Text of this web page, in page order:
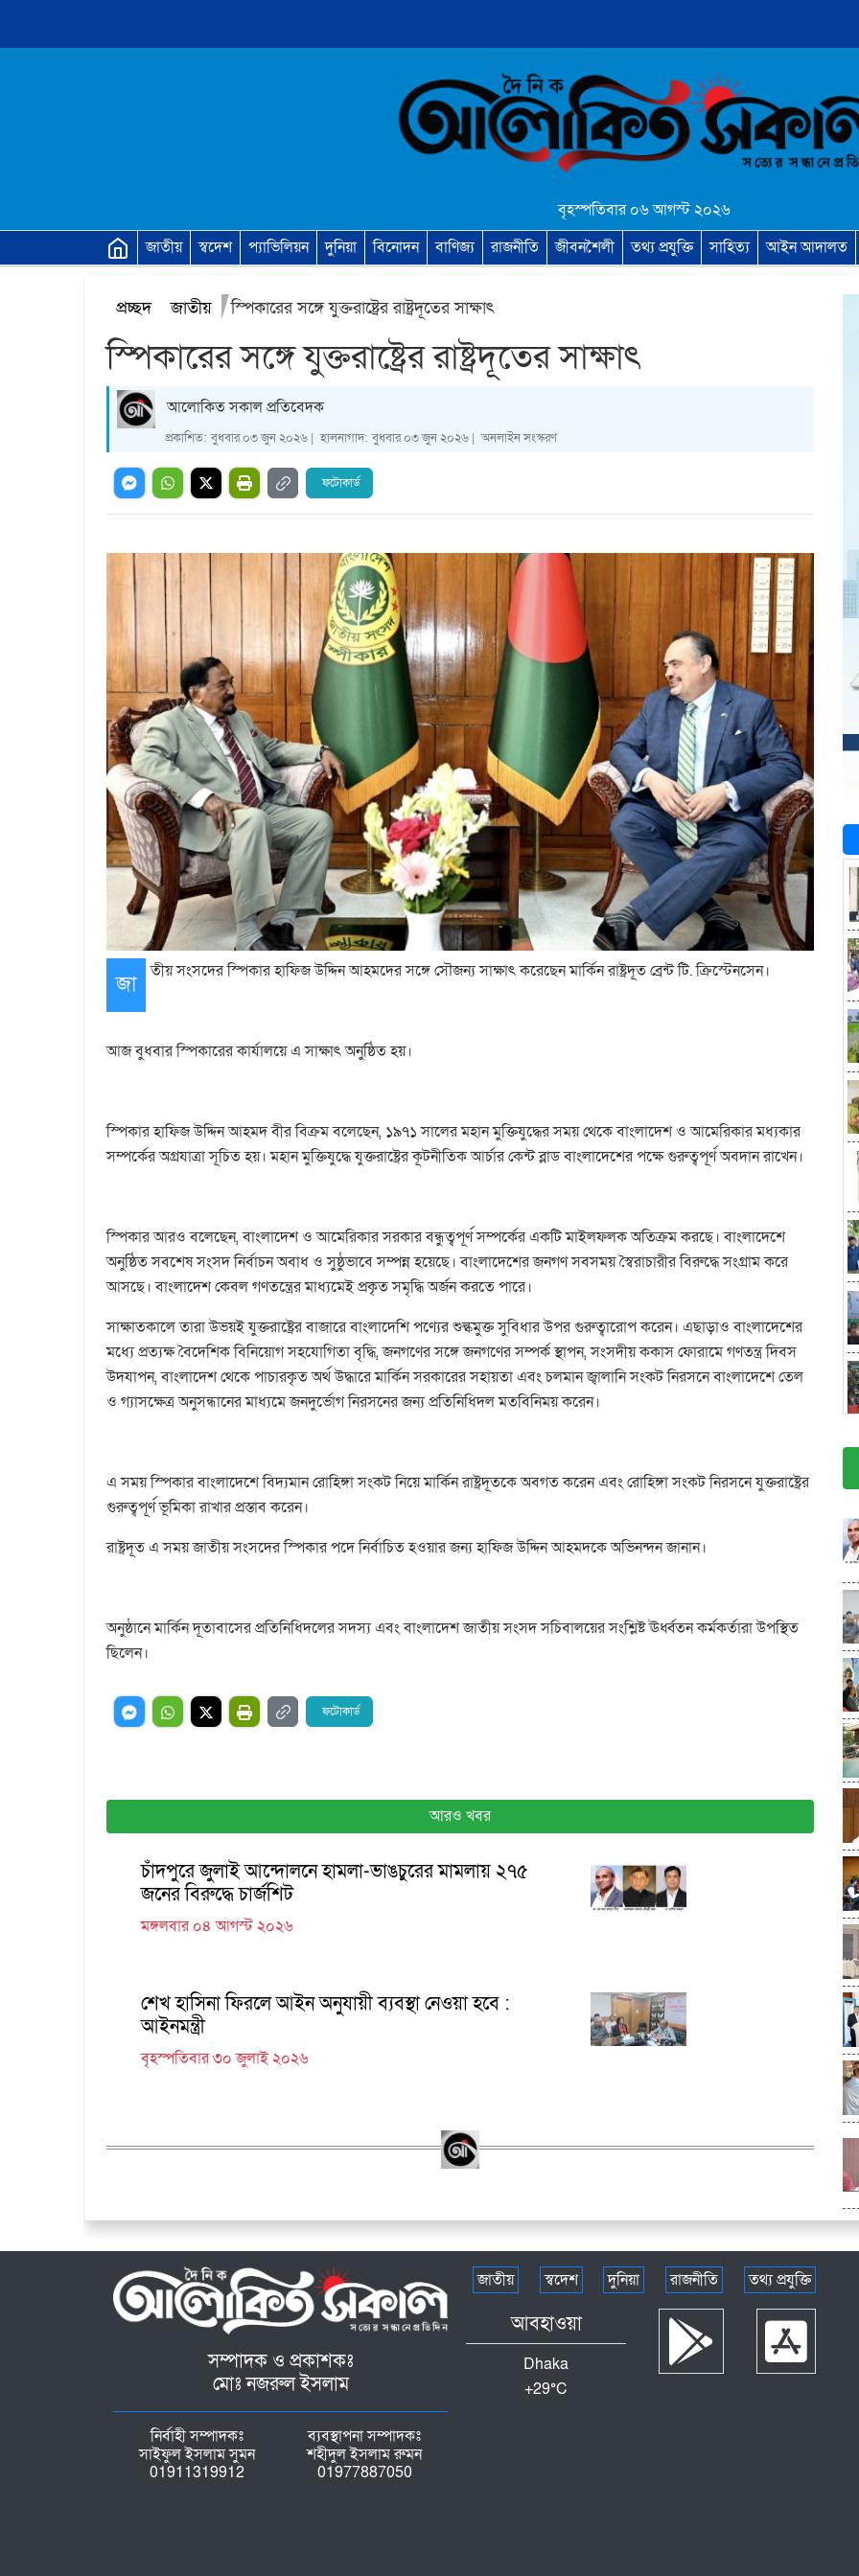
বৃহস্পতিবার ০৬ আগস্ট ২০২৬
জাতীয়
স্বদেশ প্যাভিলিয়ন দুনিয়া বিনোদন বাণিজ্য রাজনীতি জীবনশৈলী তথ্য প্রযুক্তি সাহিত্য আইন আদালত
প্রচ্ছদ জাতীয় স্পিকারের সঙ্গে যুক্তরাষ্ট্রের রাষ্ট্রদূতের সাক্ষাৎ
স্পিকারের সঙ্গে যুক্তরাষ্ট্রের রাষ্ট্রদূতের সাক্ষাৎ
আলোকিত সকাল প্রতিবেদক
প্রকাশিত: বুধবার ০৩ জুন ২০২৬ | হালনাগাদ: বুধবার ০৩ জুন ২০২৬ | অনলাইন সংস্করণ
ফটোকার্ড
জা তীয় সংসদের স্পিকার হাফিজ উদ্দিন আহমদের সঙ্গে সৌজন্য সাক্ষাৎ করেছেন মার্কিন রাষ্ট্রদূত ব্রেন্ট টি. ক্রিস্টেনসেন।
আজ বুধবার স্পিকারের কার্যালয়ে এ সাক্ষাৎ অনুষ্ঠিত হয়।
স্পিকার হাফিজ উদ্দিন আহমদ বীর বিক্রম বলেছেন, ১৯৭১ সালের মহান মুক্তিযুদ্ধের সময় থেকে বাংলাদেশ ও আমেরিকার মধ্যকার
সম্পর্কের অগ্রযাত্রা সূচিত হয়। মহান মুক্তিযুদ্ধে যুক্তরাষ্ট্রের কূটনীতিক আর্চার কেন্ট ব্লাড বাংলাদেশের পক্ষে গুরুত্বপূর্ণ অবদান রাখেন।
স্পিকার আরও বলেছেন, বাংলাদেশ ও আমেরিকার সরকার বন্ধুত্বপূর্ণ সম্পর্কের একটি মাইলফলক অতিক্রম করছে। বাংলাদেশে
অনুষ্ঠিত সবশেষ সংসদ নির্বাচন অবাধ ও সুষ্ঠুভাবে সম্পন্ন হয়েছে। বাংলাদেশের জনগণ সবসময় স্বৈরাচারীর বিরুদ্ধে সংগ্রাম করে
আসছে। বাংলাদেশ কেবল গণতন্ত্রের মাধ্যমেই প্রকৃত সমৃদ্ধি অর্জন করতে পারে।
সাক্ষাতকালে তারা উভয়ই যুক্তরাষ্ট্রের বাজারে বাংলাদেশি পণ্যের শুল্কমুক্ত সুবিধার উপর গুরুত্বারোপ করেন। এছাড়াও বাংলাদেশের
মধ্যে প্রত্যক্ষ বৈদেশিক বিনিয়োগ সহযোগিতা বৃদ্ধি, জনগণের সঙ্গে জনগণের সম্পর্ক স্থাপন, সংসদীয় ককাস ফোরামে গণতন্ত্র দিবস
উদযাপন, বাংলাদেশ থেকে পাচারকৃত অর্থ উদ্ধারে মার্কিন সরকারের সহায়তা এবং চলমান জ্বালানি সংকট নিরসনে বাংলাদেশে তেল
ও গ্যাসক্ষেত্র অনুসন্ধানের মাধ্যমে জনদুর্ভোগ নিরসনের জন্য প্রতিনিধিদল মতবিনিময় করেন।
এ সময় স্পিকার বাংলাদেশে বিদ্যমান রোহিঙ্গা সংকট নিয়ে মার্কিন রাষ্ট্রদূতকে অবগত করেন এবং রোহিঙ্গা সংকট নিরসনে যুক্তরাষ্ট্রের
গুরুত্বপূর্ণ ভূমিকা রাখার প্রস্তাব করেন।
রাষ্ট্রদূত এ সময় জাতীয় সংসদের স্পিকার পদে নির্বাচিত হওয়ার জন্য হাফিজ উদ্দিন আহমদকে অভিনন্দন জানান।
অনুষ্ঠানে মার্কিন দূতাবাসের প্রতিনিধিদলের সদস্য এবং বাংলাদেশ জাতীয় সংসদ সচিবালয়ের সংশ্লিষ্ট ঊর্ধ্বতন কর্মকর্তারা উপস্থিত
ছিলেন।
ফটোকার্ড
আরও খবর
চাঁদপুরে জুলাই আন্দোলনে হামলা-ভাঙচুরের মামলায় ২৭৫
জনের বিরুদ্ধে চার্জশিট
মঙ্গলবার ০৪ আগস্ট ২০২৬
শেখ হাসিনা ফিরলে আইন অনুযায়ী ব্যবস্থা নেওয়া হবে :
আইনমন্ত্রী
বৃহস্পতিবার ৩০ জুলাই ২০২৬
সম্পাদক ও প্রকাশকঃ
মোঃ নজরুল ইসলাম
নির্বাহী সম্পাদকঃ
সাইফুল ইসলাম সুমন
01911319912
ব্যবস্থাপনা সম্পাদকঃ
শহীদুল ইসলাম রুমন
01977887050
জাতীয় স্বদেশ দুনিয়া রাজনীতি তথ্য প্রযুক্তি
আবহাওয়া
Dhaka
+29°C